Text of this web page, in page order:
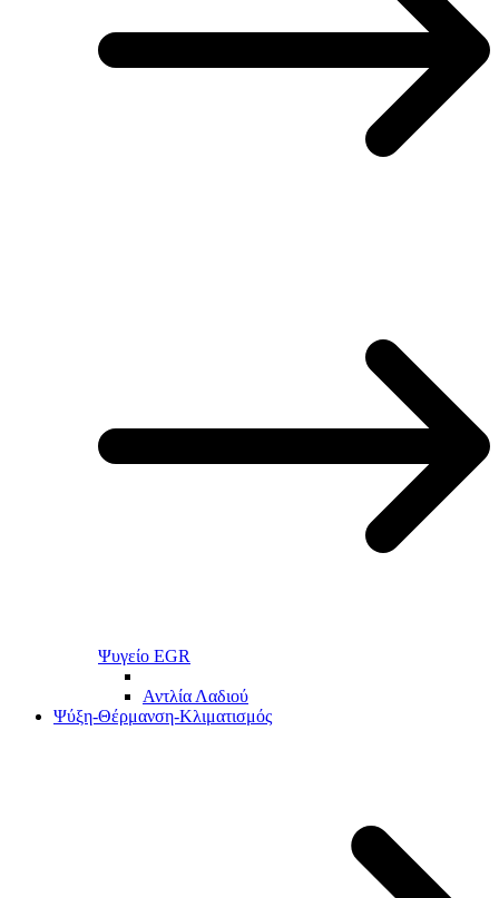
Ψυγείο EGR
Αντλία Λαδιού
Ψύξη-Θέρμανση-Κλιματισμός